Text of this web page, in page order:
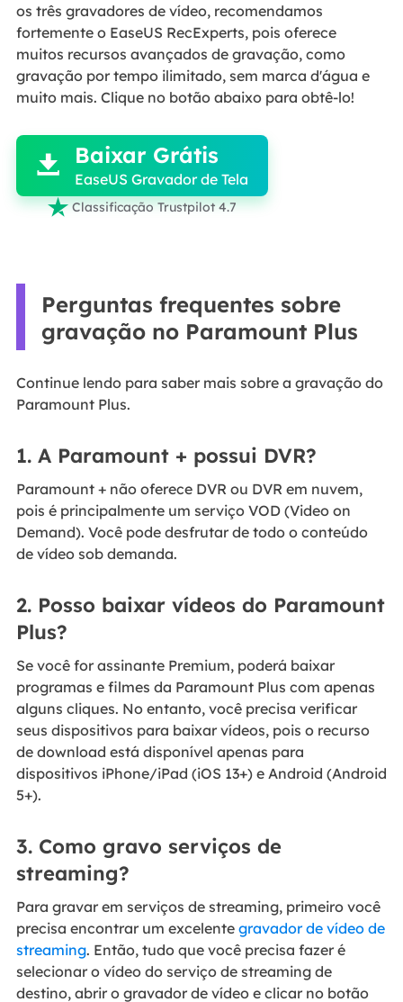
os três gravadores de vídeo, recomendamos
fortemente o EaseUS RecExperts, pois oferece
muitos recursos avançados de gravação, como
gravação por tempo ilimitado, sem marca d'água e
muito mais. Clique no botão abaixo para obtê-lo!

 Baixar Grátis
EaseUS Gravador de Tela
 Classificação Trustpilot 4.7
Perguntas frequentes sobre
gravação no Paramount Plus
Continue lendo para saber mais sobre a gravação do
Paramount Plus.
1. A Paramount + possui DVR?
Paramount + não oferece DVR ou DVR em nuvem,
pois é principalmente um serviço VOD (Video on
Demand). Você pode desfrutar de todo o conteúdo
de vídeo sob demanda.
2. Posso baixar vídeos do Paramount
Plus?
Se você for assinante Premium, poderá baixar
programas e filmes da Paramount Plus com apenas
alguns cliques. No entanto, você precisa verificar
seus dispositivos para baixar vídeos, pois o recurso
de download está disponível apenas para
dispositivos iPhone/iPad (iOS 13+) e Android (Android
5+).
3. Como gravo serviços de
streaming?
Para gravar em serviços de streaming, primeiro você
precisa encontrar um excelente gravador de vídeo de
streaming. Então, tudo que você precisa fazer é
selecionar o vídeo do serviço de streaming de
destino, abrir o gravador de vídeo e clicar no botão